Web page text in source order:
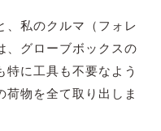
、私のクルマ（フォレ
、グローブボックスの
に工具も不要なよう
荷物を全て取り出しま